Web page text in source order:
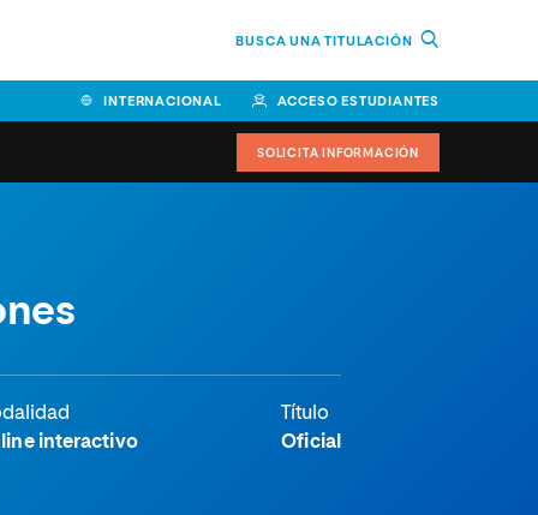
BUSCA UNA TITULACIÓN
INTERNACIONAL ACCESO ESTUDIANTES
SOLICITA INFORMACIÓN
interactivo
Título
Oficial